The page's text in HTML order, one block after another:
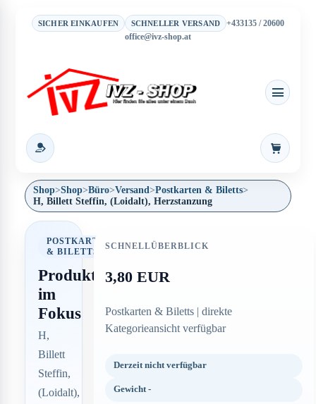
SICHER EINKAUFEN SCHNELLER VERSAND
+433135 / 20600
office@ivz-shop.at
Shop>Shop>Büro>Versand>Postkarten & Biletts>
H, Billett Steffin, (Loidalt), Herzstanzung
POSTKARTEN
& BILETTS
Produkt
im
Fokus
H,
Billett
Steffin,
(Loidalt),
SCHNELLÜBERBLICK
3,80 EUR
Postkarten & Biletts | direkte
Kategorieansicht verfügbar
Derzeit nicht verfügbar
Gewicht -